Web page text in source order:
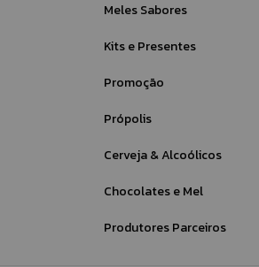
Meles Sabores
Kits e Presentes
Promoção
Própolis
Cerveja & Alcoólicos
Chocolates e Mel
Produtores Parceiros